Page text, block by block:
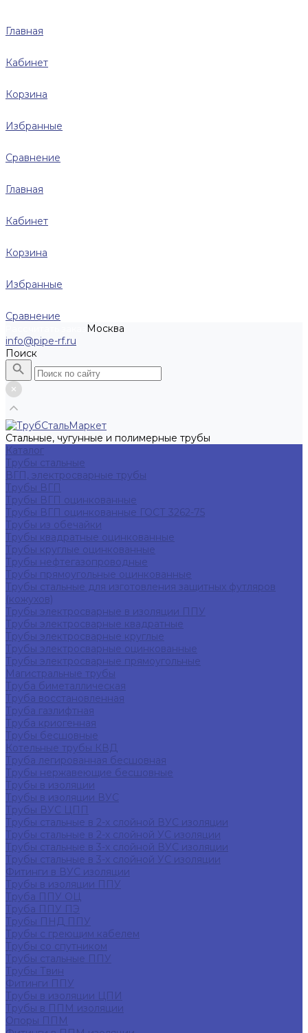
Главная
Кабинет
Корзина
Избранные
Сравнение
Главная
Кабинет
Корзина
Избранные
Сравнение
Москва
info@pipe-rf.ru
Поиск
Стальные, чугунные и полимерные трубы
Каталог
Трубы стальные
ВГП, электросварные трубы
Трубы ВГП
Трубы ВГП оцинкованные
Трубы ВГП оцинкованные ГОСТ 3262-75
Трубы из обечайки
Трубы квадратные оцинкованные
Трубы круглые оцинкованные
Трубы нефтегазопроводные
Трубы прямоугольные оцинкованные
Трубы стальные для изготовления защитных футляров
(кожухов)
Трубы электросварные в изоляции ППУ
Трубы электросварные квадратные
Трубы электросварные круглые
Трубы электросварные оцинкованные
Трубы электросварные прямоугольные
Магистральные трубы
Труба биметаллическая
Труба восстановленная
Труба газлифтная
Труба криогенная
Трубы бесшовные
Котельные трубы КВД
Труба легированная бесшовная
Трубы нержавеющие бесшовные
Трубы в изоляции
Трубы в изоляции ВУС
Трубы ВУС ЦПП
Трубы стальные в 2-х слойной ВУС изоляции
Трубы стальные в 2-х слойной УС изоляции
Трубы стальные в 3-х слойной ВУС изоляции
Трубы стальные в 3-х слойной УС изоляции
Фитинги в ВУС изоляции
Трубы в изоляции ППУ
Труба ППУ ОЦ
Труба ППУ ПЭ
Трубы ПНД ППУ
Трубы с греющим кабелем
Трубы со спутником
Трубы стальные ППУ
Трубы Твин
Фитинги ППУ
Трубы в изоляции ЦПИ
Трубы в ППМ изоляции
Опоры ППМ